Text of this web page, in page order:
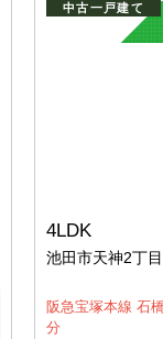
中古一戸建て
4LDK
池田市天神2丁目
阪急宝塚本線 石
分